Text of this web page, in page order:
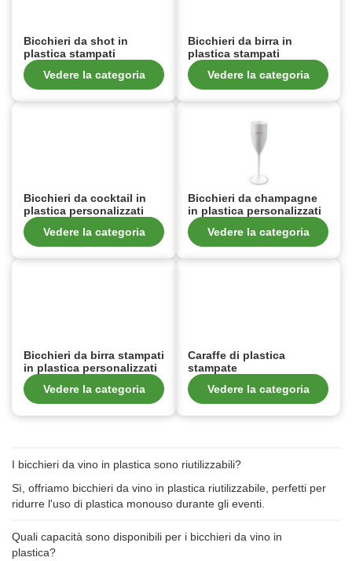
Bicchieri da shot in
plastica stampati
Vedere la categoria
Bicchieri da birra in
plastica stampati
Vedere la categoria
Bicchieri da cocktail in
plastica personalizzati
Vedere la categoria
Bicchieri da champagne
in plastica personalizzati
Vedere la categoria
Bicchieri da birra stampati
in plastica personalizzati
Vedere la categoria
Caraffe di plastica
stampate
Vedere la categoria
I bicchieri da vino in plastica sono riutilizzabili?
Sì, offriamo bicchieri da vino in plastica riutilizzabile, perfetti per
ridurre l'uso di plastica monouso durante gli eventi.
Quali capacità sono disponibili per i bicchieri da vino in
plastica?